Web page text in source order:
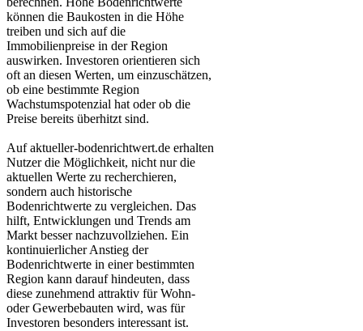
können die Baukosten in die Höhe
treiben und sich auf die
Immobilienpreise in der Region
auswirken. Investoren orientieren sich
oft an diesen Werten, um einzuschätzen,
ob eine bestimmte Region
Wachstumspotenzial hat oder ob die
Preise bereits überhitzt sind.
Auf aktueller-bodenrichtwert.de erhalten
Nutzer die Möglichkeit, nicht nur die
aktuellen Werte zu recherchieren,
sondern auch historische
Bodenrichtwerte zu vergleichen. Das
hilft, Entwicklungen und Trends am
Markt besser nachzuvollziehen. Ein
kontinuierlicher Anstieg der
Bodenrichtwerte in einer bestimmten
Region kann darauf hindeuten, dass
diese zunehmend attraktiv für Wohn-
oder Gewerbebauten wird, was für
Investoren besonders interessant ist.